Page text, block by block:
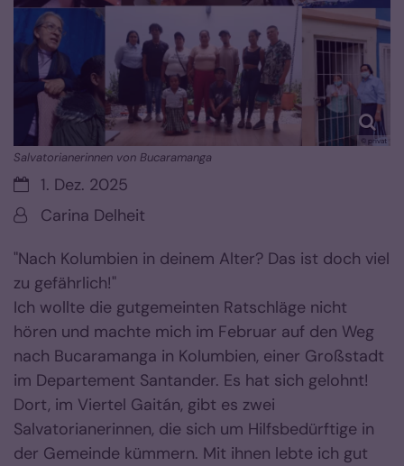
© privat
Salvatorianerinnen von Bucaramanga
Datum:1. Dez. 2025
Von:Carina Delheit
"Nach Kolumbien in deinem Alter? Das ist doch viel
zu gefährlich!"
Ich wollte die gutgemeinten Ratschläge nicht
hören und machte mich im Februar auf den Weg
nach Bucaramanga in Kolumbien, einer Großstadt
im Departement Santander. Es hat sich gelohnt!
Dort, im Viertel Gaitán, gibt es zwei
Salvatorianerinnen, die sich um Hilfsbedürftige in
der Gemeinde kümmern. Mit ihnen lebte ich gut